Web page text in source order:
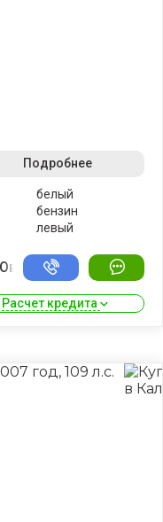
белый
бензин
левый
Подробнее
Расчет кредита